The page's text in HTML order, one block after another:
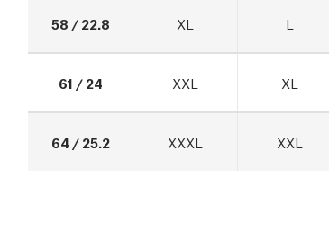
58 / 22.8 XL L
61 / 24 XXL XL
64 / 25.2 XXXL XXL